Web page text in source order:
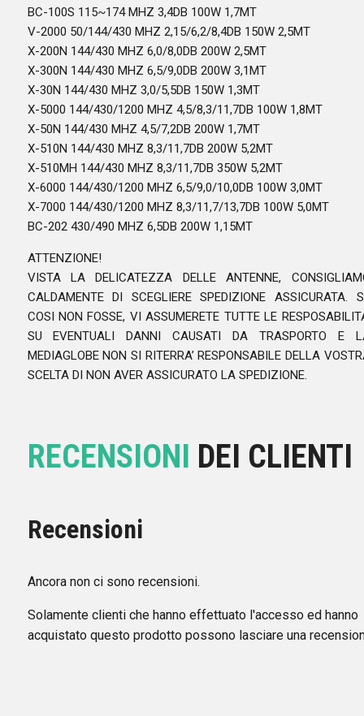
BC-100S 115~174 MHZ 3,4DB 100W 1,7MT
V-2000 50/144/430 MHZ 2,15/6,2/8,4DB 150W 2,5MT
X-200N 144/430 MHZ 6,0/8,0DB 200W 2,5MT
X-300N 144/430 MHZ 6,5/9,0DB 200W 3,1MT
X-30N 144/430 MHZ 3,0/5,5DB 150W 1,3MT
X-5000 144/430/1200 MHZ 4,5/8,3/11,7DB 100W 1,8MT
X-50N 144/430 MHZ 4,5/7,2DB 200W 1,7MT
X-510N 144/430 MHZ 8,3/11,7DB 200W 5,2MT
X-510MH 144/430 MHZ 8,3/11,7DB 350W 5,2MT
X-6000 144/430/1200 MHZ 6,5/9,0/10,0DB 100W 3,0MT
X-7000 144/430/1200 MHZ 8,3/11,7/13,7DB 100W 5,0MT
BC-202 430/490 MHZ 6,5DB 200W 1,15MT
ATTENZIONE!
VISTA LA DELICATEZZA DELLE ANTENNE,
CALDAMENTE DI SCEGLIERE SPEDIZIONE ASSICURATA.
COSI NON FOSSE, VI ASSUMERETE TUTTE LE
SU EVENTUALI DANNI CAUSATI DA TRASPORTO E
MEDIAGLOBE NON SI RITERRA’ RESPONSABILE DELLA
SCELTA DI NON AVER ASSICURATO LA SPEDIZIONE.
RECENSIONI DEI CLIENTI
Recensioni
Ancora non ci sono recensioni.
Solamente clienti che hanno effettuato l'accesso ed hanno
acquistato questo prodotto possono lasciare una